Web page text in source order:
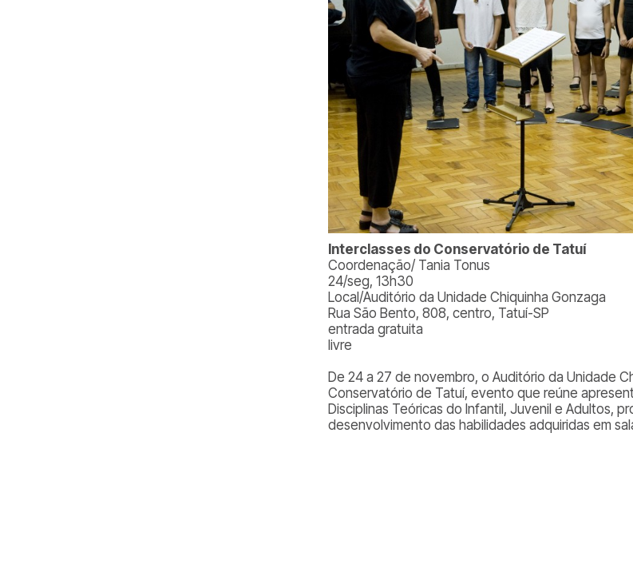
Interclasses do Conservatório de Tatuí
Coordenação/ Tania Tonus
24/seg, 13h30
Local/Auditório da Unidade Chiquinha Gonzaga
Rua São Bento, 808, centro, Tatuí-SP
entrada gratuita
livre
De 24 a 27 de novembro, o Auditório da Unidade
Conservatório de Tatuí, evento que reúne
Disciplinas Teóricas do Infantil, Juvenil e Adultos,
desenvolvimento das habilidades adquiridas em